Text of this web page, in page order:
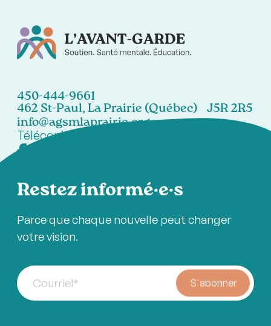
450-444-9661
462 St-Paul, La Prairie (Québec) J5R 2R5
info@agsmlaprairie.org
Télécopieur:
Restez informé·e·s
Parce que chaque nouvelle peut changer
votre vision.
Courriel* S'abonner